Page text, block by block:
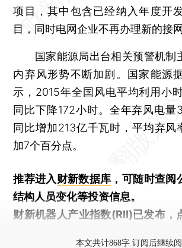
项目，其中包含已经纳入年度开
目，同时电网企业不再办理新的接网
国家能源局出台相关预警机制
内弃风形势不断加剧。国家能源
示，2015年全国风电平均利用小
同比下降172小时。全年弃风电量
同比增加213亿千瓦时，平均弃风
加7个百分点。
推荐进入财新数据库 ，可随时查阅
结构人员变化等投资信息。
财新机器人产业指数(RII)已发布，
本文共计868字 订阅后继续